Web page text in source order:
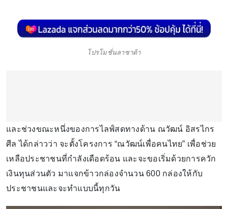
โปรโมชั่นลาซาด้า
และช่วงขณะหนึ่งของการไลฟ์สดทางด้าน ณวัฒน์ อิสรไกร
ศีล ได้กล่าวว่า จะตั้งโครงการ “ณวัฒน์เพื่อคนไทย” เพื่อช่วย
เหลือประชาชนที่กำลังเดือดร้อน และจะขอเริ่มด้วยการควัก
เงินทุนส่วนตัว มาแจกข้าวกล่องจำนวน 600 กล่องให้กับ
ประชาชนและจะทำแบบนี้ทุกวัน